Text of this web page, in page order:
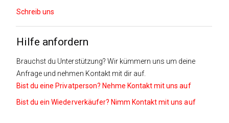
Schreib uns
Hilfe anfordern
Brauchst du Unterstützung? Wir kümmern uns um deine
Anfrage und nehmen Kontakt mit dir auf.
Bist du eine Privatperson? Nehme Kontakt mit uns auf
Bist du ein Wiederverkäufer? Nimm Kontakt mit uns auf